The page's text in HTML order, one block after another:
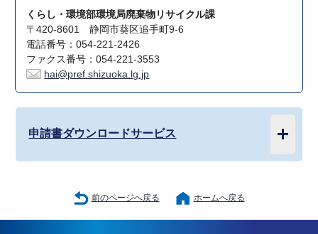
くらし・環境部環境局廃棄物リサイクル課
〒420-8601 静岡市葵区追手町9-6
電話番号：054-221-2426
ファクス番号：054-221-3553
hai@pref.shizuoka.lg.jp
申請書ダウンロードサービス
前のページへ戻る ホームへ戻る